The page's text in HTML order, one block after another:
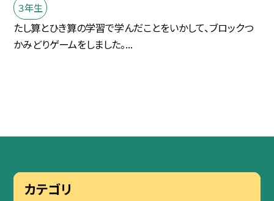
３年生
たし算とひき算の学習で学んだことをいかして、ブロックつ
かみどりゲームをしました。...
カテゴリ